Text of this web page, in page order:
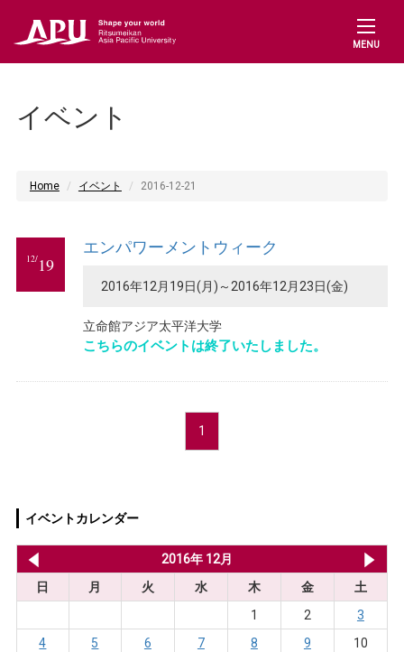
MENU
イベント
Home イベント 2016-12-21
12/19
エンパワーメントウィーク
2016年12月19日(月)～2016年12月23日(金)
立命館アジア太平洋大学
こちらのイベントは終了いたしました。
1
イベントカレンダー
2016年 12月
日
月 火 水 木 金
土
1
2
3
4
5 6 7 8 9
10